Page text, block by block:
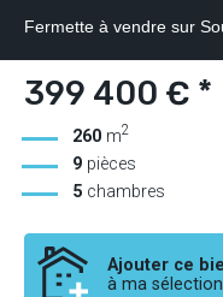
Fermette à vendre sur
399 400 € *
260 m2
9 pièces
5 chambres
Ajouter ce
à ma sélection